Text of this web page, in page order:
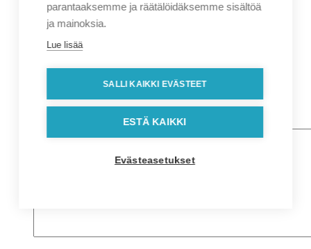
Sähköposti*
Puhelin*
Osoitetiedot
Lähiosoite
Postinumero
parantaaksemme ja räätälöidäksemme sisältöä
ja mainoksia.
Lue lisää
SALLI KAIKKI EVÄSTEET
ESTÄ KAIKKI
Evästeasetukset